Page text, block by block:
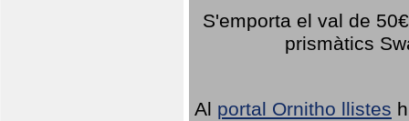
S'emporta el val de
prismàtics
Al portal Ornitho llistes